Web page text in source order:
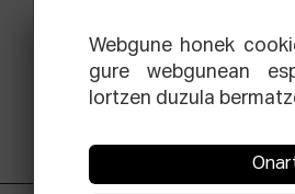
Webgune honek
gure webgunean
lortzen duzula